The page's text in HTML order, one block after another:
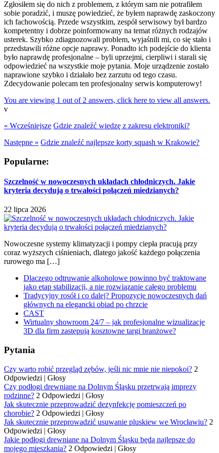
Zgłosiłem się do nich z problemem, z którym sam nie potrafiłem
sobie poradzić, i muszę powiedzieć, że byłem naprawdę zaskoczony
ich fachowością. Przede wszystkim, zespół serwisowy był bardzo
kompetentny i dobrze poinformowany na temat różnych rodzajów
usterek. Szybko zdiagnozowali problem, wyjaśnili mi, co się stało i
przedstawili różne opcje naprawy. Ponadto ich podejście do klienta
było naprawdę profesjonalne – byli uprzejmi, cierpliwi i starali się
odpowiedzieć na wszystkie moje pytania. Moje urządzenie zostało
naprawione szybko i działało bez zarzutu od tego czasu.
Zdecydowanie polecam ten profesjonalny serwis komputerowy!
You are viewing 1 out of 2 answers, click here to view all answers.
v
« Wcześniejsze Gdzie znaleźć wiedzę z zakresu elektroniki?
Następne » Gdzie znaleźć najlepsze korty squash w Krakowie?
Popularne:
Szczelność w nowoczesnych układach chłodniczych. Jakie
kryteria decydują o trwałości połączeń miedzianych?
22 lipca 2026
Nowoczesne systemy klimatyzacji i pompy ciepła pracują przy
coraz wyższych ciśnieniach, dlatego jakość każdego połączenia
rurowego ma […]
Dlaczego odtruwanie alkoholowe powinno być traktowane
jako etap stabilizacji, a nie rozwiązanie całego problemu
Tradycyjny rosół i co dalej? Propozycje nowoczesnych dań
głównych na elegancki obiad po chrzcie
CAST
Wirtualny showroom 24/7 – jak profesjonalne wizualizacje
3D dla firm zastępują kosztowne targi branżowe?
Pytania
Czy warto robić przegląd zębów, jeśli nic mnie nie niepokoi? 2
Odpowiedzi | Głosy
Czy podłogi drewniane na Dolnym Śląsku przetrwają imprezy
rodzinne? 2 Odpowiedzi | Głosy
Jak skutecznie przeprowadzić dezynfekcję pomieszczeń po
chorobie? 2 Odpowiedzi | Głosy
Jak skutecznie przeprowadzić usuwanie pluskiew we Wrocławiu? 2
Odpowiedzi | Głosy
Jakie podłogi drewniane na Dolnym Śląsku będą najlepsze do
mojego mieszkania? 2 Odpowiedzi | Głosy